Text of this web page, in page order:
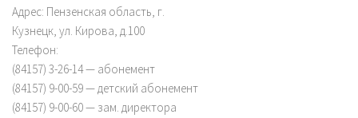
Адрес: Пензенская область, г.
Кузнецк, ул. Кирова, д.100
Телефон:
(84157) 3-26-14 — абонемент
(84157) 9-00-59 — детский абонемент
(84157) 9-00-60 — зам. директора